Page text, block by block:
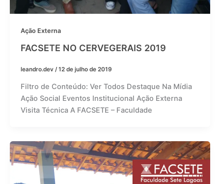
Ação Externa
FACSETE NO CERVEGERAIS 2019
leandro.dev /12 de julho de 2019
Filtro de Conteúdo: Ver Todos Destaque Na Mídia
Ação Social Eventos Institucional Ação Externa
Visita Técnica A FACSETE – Faculdade